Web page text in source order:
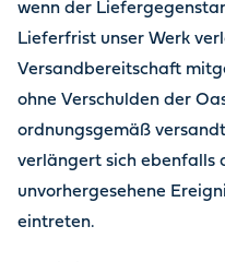
wenn der
Lieferfrist unser Werk
Versandbereitschaft
ohne Verschulden der
ordnungsgemäß
verlängert sich ebenfalls
unvorhergesehene
eintreten.